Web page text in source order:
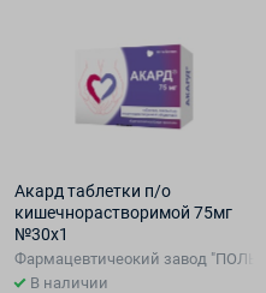
Акард таблетки п/о
кишечнорастворимой 75мг
№30х1
Фармацевтичеокий завод
В наличии